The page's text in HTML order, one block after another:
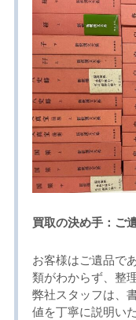
買取の決め手：ご
お客様はご遺品で
類がわからず、整
弊社スタッフは、
値を丁寧に説明い